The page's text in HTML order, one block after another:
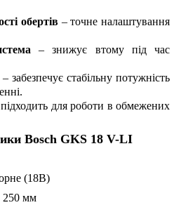
обертів– точне налаштування
– знижує втому під час
– забезпечує стабільну потужність
для роботи в обмежених
Bosch GKS 18 V-LI
(18В)
250 мм